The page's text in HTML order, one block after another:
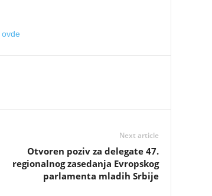
ovde
Next article
Otvoren poziv za delegate 47.
regionalnog zasedanja Evropskog
parlamenta mladih Srbije